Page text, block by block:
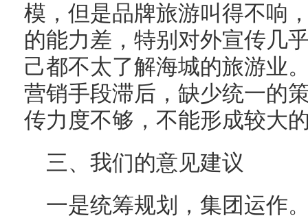
模，但是品牌旅游叫得不响
的能力差，特别对外宣传几
己都不太了解海城的旅游业
营销手段滞后，缺少统一的
传力度不够，不能形成较大
三、我们的意见建议
一是统筹规划，集团运作